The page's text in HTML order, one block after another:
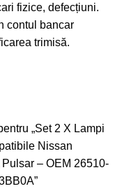
fizice, defecțiuni.
contul bancar
trimisă.
„Set 2 X Lampi
Nissan
– OEM 26510-